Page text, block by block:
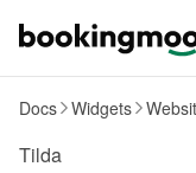
Docs Widgets
Tilda